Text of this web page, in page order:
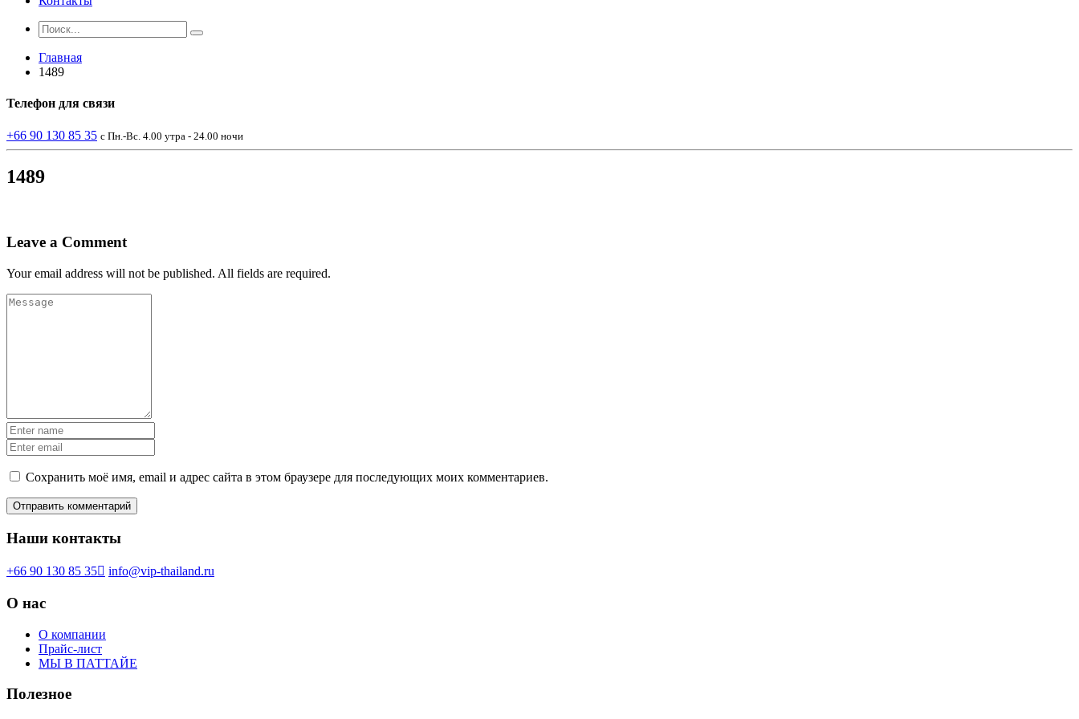
Главная
1489
Телефон для связи
+66 90 130 85 35 с Пн.-Вс. 4.00 утра - 24.00 ночи
1489
Leave a Comment
Your email address will not be published. All fields are required.
Сохранить моё имя, email и адрес сайта в этом браузере для последующих моих комментариев.
Наши контакты
+66 90 130 85 35 info@vip-thailand.ru
О нас
О компании
Прайс-лист
МЫ В ПАТТАЙЕ
Полезное